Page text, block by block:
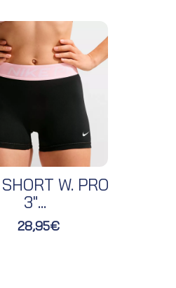
W. PRO
3"...
28,95€